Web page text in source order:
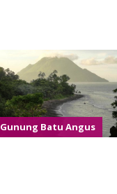
Gunung Batu Angus